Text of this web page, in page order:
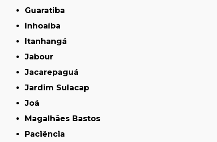
Guaratiba
Inhoaíba
Itanhangá
Jabour
Jacarepaguá
Jardim Sulacap
Joá
Magalhães Bastos
Paciência